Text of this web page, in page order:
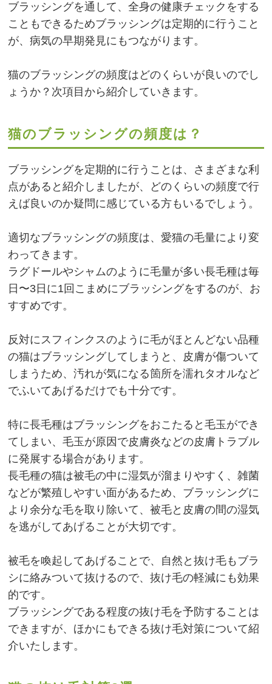
ブラッシングを通して、全身の健康チェックをする
こともできるためブラッシングは定期的に行うこと
が、病気の早期発見にもつながります。
猫のブラッシングの頻度はどのくらいが良いのでし
ょうか？次項目から紹介していきます。
猫のブラッシングの頻度は？
ブラッシングを定期的に行うことは、さまざまな利
点があると紹介しましたが、どのくらいの頻度で行
えば良いのか疑問に感じている方もいるでしょう。
適切なブラッシングの頻度は、愛猫の毛量により変
わってきます。
ラグドールやシャムのように毛量が多い長毛種は毎
日〜3日に1回こまめにブラッシングをするのが、お
すすめです。
反対にスフィンクスのように毛がほとんどない品種
の猫はブラッシングしてしまうと、皮膚が傷ついて
しまうため、汚れが気になる箇所を濡れタオルなど
でふいてあげるだけでも十分です。
特に長毛種はブラッシングをおこたると毛玉ができ
てしまい、毛玉が原因で皮膚炎などの皮膚トラブル
に発展する場合があります。
長毛種の猫は被毛の中に湿気が溜まりやすく、雑菌
などが繁殖しやすい面があるため、ブラッシングに
より余分な毛を取り除いて、被毛と皮膚の間の湿気
を逃がしてあげることが大切です。
被毛を喚起してあげることで、自然と抜け毛もブラ
シに絡みついて抜けるので、抜け毛の軽減にも効果
的です。
ブラッシングである程度の抜け毛を予防することは
できますが、ほかにもできる抜け毛対策について紹
介いたします。